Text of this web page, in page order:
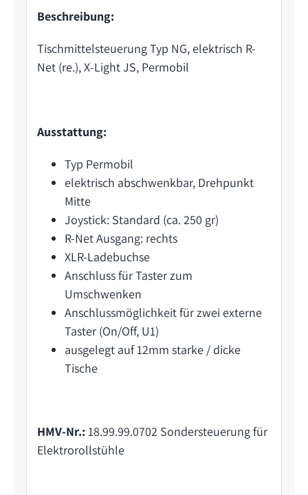
Beschreibung:
Tischmittelsteuerung Typ NG, elektrisch R-
Net (re.), X-Light JS, Permobil
Ausstattung:
Typ Permobil
elektrisch abschwenkbar, Drehpunkt
Mitte
Joystick: Standard (ca. 250 gr)
R-Net Ausgang: rechts
XLR-Ladebuchse
Anschluss für Taster zum
Umschwenken
Anschlussmöglichkeit für zwei externe
Taster (On/Off, U1)
ausgelegt auf 12mm starke / dicke
Tische
HMV-Nr.: 18.99.99.0702 Sondersteuerung für
Elektrorollstühle